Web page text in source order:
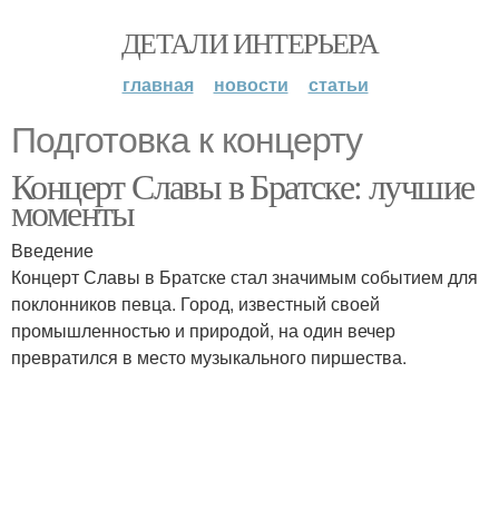
ДЕТАЛИ ИНТЕРЬЕРА
главная новости статьи
Подготовка к концерту
Концерт Славы в Братске: лучшие
моменты
Введение
Концерт Славы в Братске стал значимым событием для
поклонников певца. Город, известный своей
промышленностью и природой, на один вечер
превратился в место музыкального пиршества.